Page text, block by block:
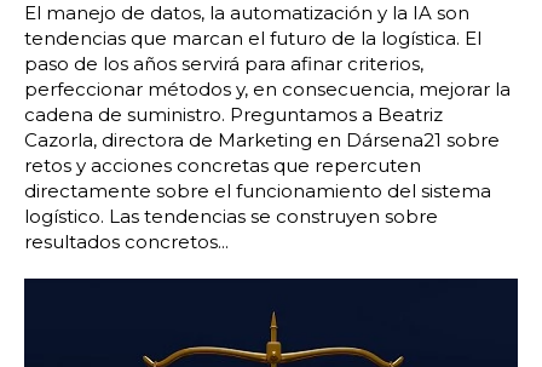
El manejo de datos, la automatización y la IA son
tendencias que marcan el futuro de la logística. El
paso de los años servirá para afinar criterios,
perfeccionar métodos y, en consecuencia, mejorar la
cadena de suministro. Preguntamos a Beatriz
Cazorla, directora de Marketing en Dársena21 sobre
retos y acciones concretas que repercuten
directamente sobre el funcionamiento del sistema
logístico. Las tendencias se construyen sobre
resultados concretos...